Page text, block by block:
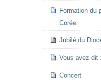
Formation du
Corée.
Jubilé du
Vous avez dit
Concert